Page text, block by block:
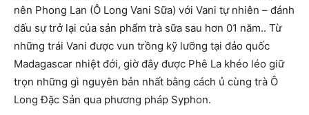
nên Phong Lan (Ô Long Vani Sữa) với Vani tự nhiên – đánh
dấu sự trở lại của sản phẩm trà sữa sau hơn 01 năm.. Từ
những trái Vani được vun trồng kỹ lưỡng tại đảo quốc
Madagascar nhiệt đới, giờ đây được Phê La khéo léo giữ
trọn những gì nguyên bản nhất bằng cách ủ cùng trà Ô
Long Đặc Sản qua phương pháp Syphon.